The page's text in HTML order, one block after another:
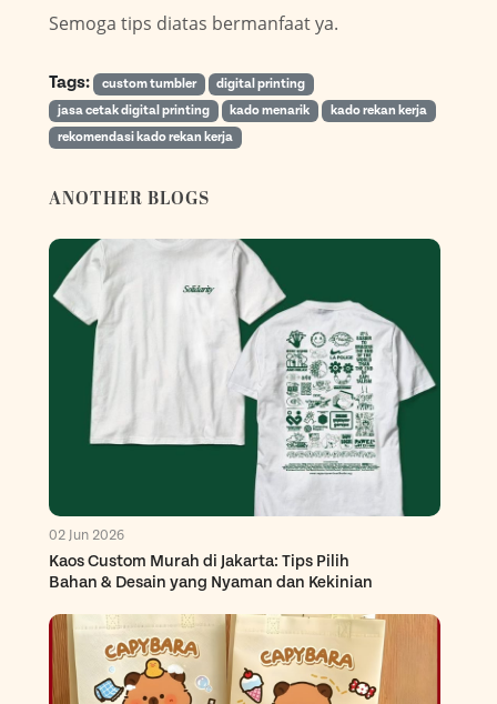
Semoga tips diatas bermanfaat ya.
Tags: custom tumbler
digital printing
jasa cetak digital printing
kado menarik
kado rekan kerja
rekomendasi kado rekan kerja
ANOTHER BLOGS
02 Jun 2026
Kaos Custom Murah di Jakarta: Tips Pilih
Bahan & Desain yang Nyaman dan Kekinian